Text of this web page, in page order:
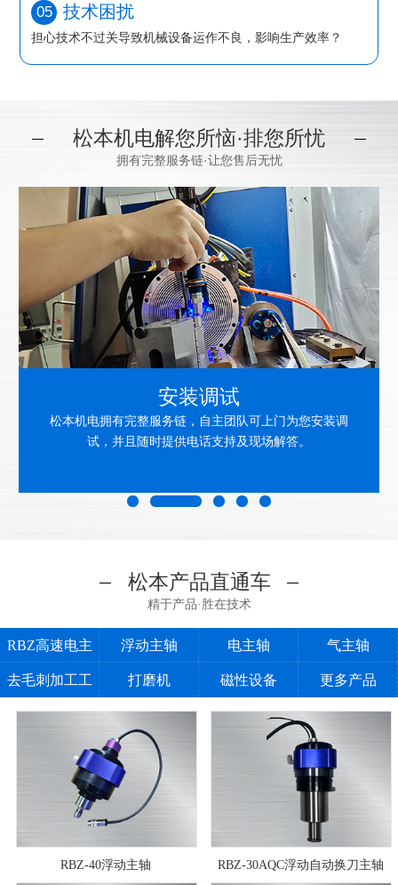
05 技术困扰
担心技术不过关导致机械设备运作不良，影响生产效率？
松本机电解您所恼·排您所忧
拥有完整服务链·让您售后无忧
服务链，自主团队可上门为您安装调
时提供电话支持及现场解答。
松本机电自有
松本产品直通车
精于产品·胜在技术
RBZ高速电主
轴
浮动主轴 电主轴 气主轴
去毛刺加工工
具
打磨机 磁性设备 更多产品
RBZ-40浮动主轴 RBZ-30AQC浮动自动换刀主轴